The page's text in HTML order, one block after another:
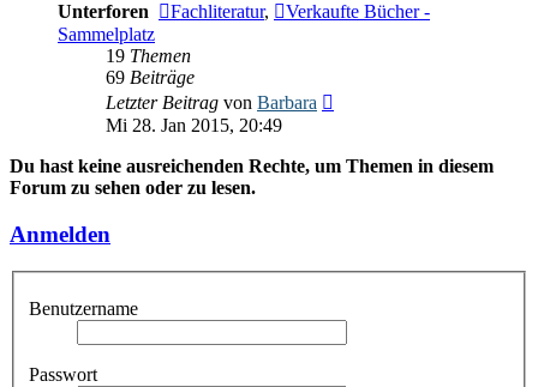
Unterforen
Fachliteratur,
Verkaufte Bücher -
Sammelplatz
19 Themen
69 Beiträge
Letzter Beitrag von Barbara
Mi 28. Jan 2015, 20:49
Du hast keine ausreichenden Rechte, um Themen in diesem
Forum zu sehen oder zu lesen.
Anmelden
Benutzername
Passwort